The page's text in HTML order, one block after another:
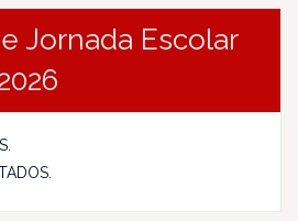
Jornada Escolar